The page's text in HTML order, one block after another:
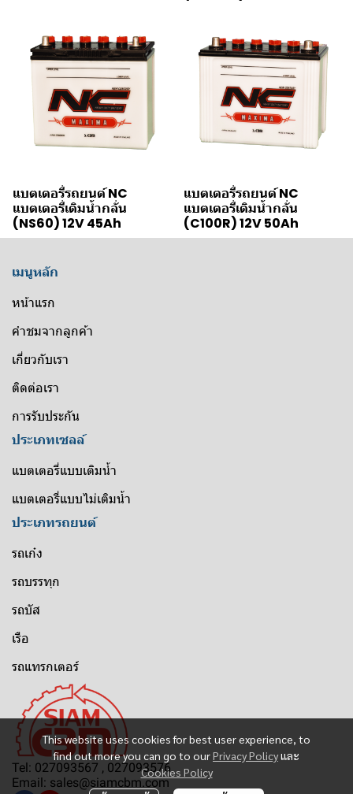
แบตเตอรี่รถยนต์ NC
แบตเตอรี่เติมน้ำกลั่น
(NS60) 12V 45Ah
แบตเตอรี่รถยนต์ NC
แบตเตอรี่เติมน้ำกลั่น
(C100R) 12V 50Ah
This website uses cookies for best user experience, to
find out more you can go to ourPrivacy Policyและ
Cookies Policy
เมนูหลัก
หน้าแรก
คำชมจากลูกค้า
เกี่ยวกับเรา
ติดต่อเรา
การรับประกัน
ประเภทเซลล์
แบตเตอรี่แบบเติมน้ำ
แบตเตอรี่แบบไม่เติมน้ำ
ประเภทรถยนต์
รถเก๋ง
รถบรรทุก
รถบัส
เรือ
รถแทรกเตอร์
Tel: 027093567 , 027093576
Email: sales@siamcbm.com